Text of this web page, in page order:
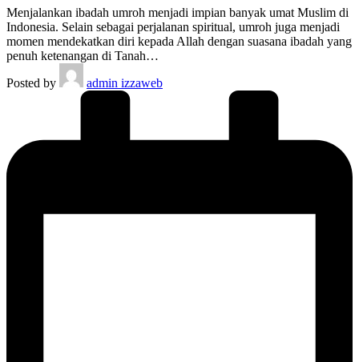
Menjalankan ibadah umroh menjadi impian banyak umat Muslim di
Indonesia. Selain sebagai perjalanan spiritual, umroh juga menjadi
momen mendekatkan diri kepada Allah dengan suasana ibadah yang
penuh ketenangan di Tanah…
Posted by
admin izzaweb